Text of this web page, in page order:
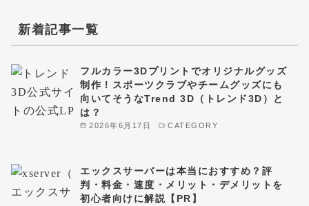
新着記事一覧
2026年6月17日 CATEGORY
フルカラー3Dプリントでオリジナルグッズ
制作！スポーツクラブやチームグッズにも
向いてそうなTrend 3D（トレンド3D）と
は？
エックスサーバーは本当におすすめ？評
判・料金・速度・メリット・デメリットを
初心者向けに解説【PR】